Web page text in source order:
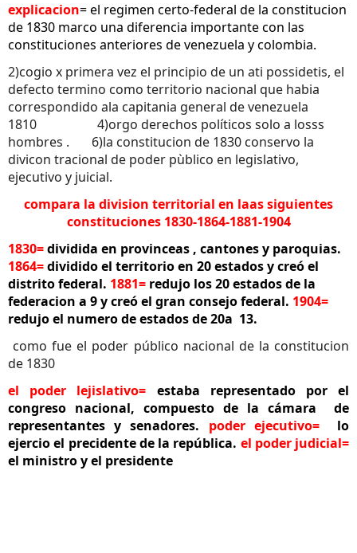
explicacion= el regimen certo-federal de la constitucion
de 1830 marco una diferencia importante con las
constituciones anteriores de venezuela y colombia.
2)cogio x primera vez el principio de un ati possidetis, el
defecto termino como territorio nacional que habia
correspondido ala capitania general de venezuela
1810 4)orgo derechos políticos solo a losss
hombres . 6)la constitucion de 1830 conservo la
divicon tracional de poder pùblico en legislativo,
ejecutivo y juicial.
compara la division territorial en laas siguientes
constituciones 1830-1864-1881-1904
1830=dividida en provinceas , cantones y paroquias.
1864=dividido el territorio en 20 estados y creó el
distrito federal. 1881= redujo los 20 estados de la
federacion a 9 y creó el gran consejo federal. 1904=
redujo el numero de estados de 20a 13.
como fue el poder público nacional de la constitucion
de 1830
el poder lejislativo= estaba representado por el
congreso nacional, compuesto de la cámara de
representantes y senadores. poder ejecutivo=lo
ejercio el precidente de la república. el poder judicial=
el ministro y el presidente